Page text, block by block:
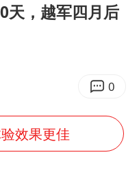
天，越军四月后
0
效果更佳